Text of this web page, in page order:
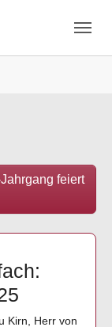
feiert
Kirn, Herr von